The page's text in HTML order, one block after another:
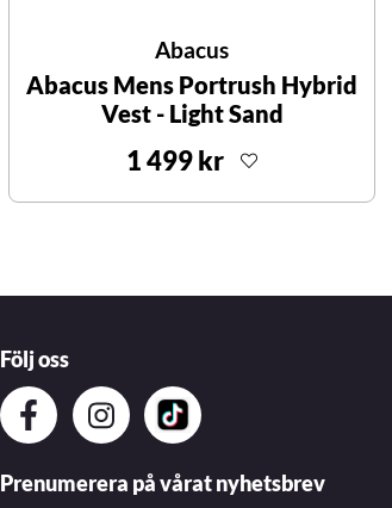
Abacus
Abacus Mens Portrush Hybrid
Vest - Light Sand
1 499 kr
Följ oss
Prenumerera på vårat nyhetsbrev